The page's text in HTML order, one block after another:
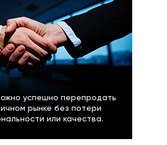
успешно перепродать
рынке без потери
или качества.